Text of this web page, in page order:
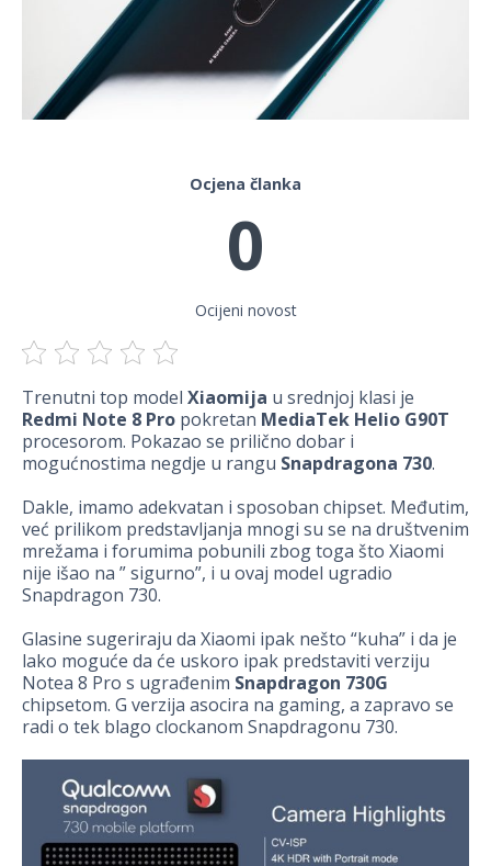
Ocjena članka
0
Ocijeni novost
Trenutni top model Xiaomija u srednjoj klasi je
Redmi Note 8 Pro pokretan MediaTek Helio G90T
procesorom. Pokazao se prilično dobar i
mogućnostima negdje u rangu Snapdragona 730.
Dakle, imamo adekvatan i sposoban chipset. Međutim,
već prilikom predstavljanja mnogi su se na društvenim
mrežama i forumima pobunili zbog toga što Xiaomi
nije išao na ” sigurno”, i u ovaj model ugradio
Snapdragon 730.
Glasine sugeriraju da Xiaomi ipak nešto “kuha” i da je
lako moguće da će uskoro ipak predstaviti verziju
Notea 8 Pro s ugrađenim Snapdragon 730G
chipsetom. G verzija asocira na gaming, a zapravo se
radi o tek blago clockanom Snapdragonu 730.